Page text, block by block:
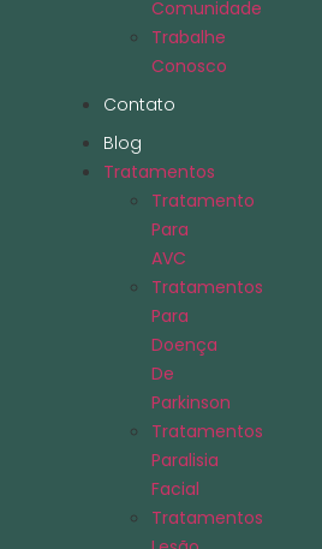
Comunidade
Trabalhe
Conosco
Contato
Blog
Tratamentos
Tratamento
Para
AVC
Tratamentos
Para
Doença
De
Parkinson
Tratamentos
Paralisia
Facial
Tratamentos